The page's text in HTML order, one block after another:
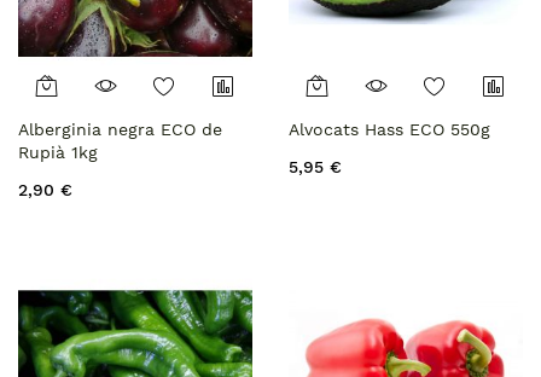
Alberginia negra ECO de
Rupià 1kg
2,90 €
Alvocats Hass ECO 550g
5,95 €